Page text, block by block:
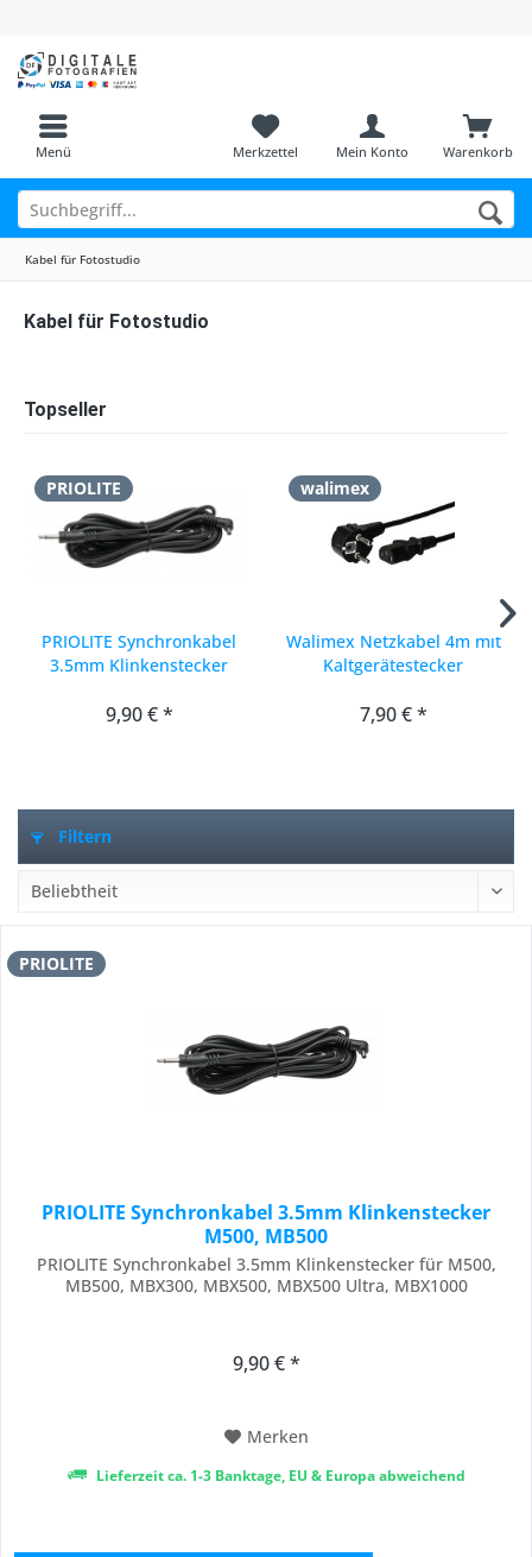
Menü Warenkorb
Merkzettel Mein Konto
Kabel für Fotostudio
Kabel für Fotostudio
Topseller
PRIOLITE
PRIOLITE Synchronkabel
3.5mm Klinkenstecker
9,90 € *
walimex
Walimex Netzkabel 4m mit
Kaltgerätestecker
7,90 € *
Filtern
PRIOLITE
PRIOLITE Synchronkabel 3.5mm Klinkenstecker
M500, MB500
PRIOLITE Synchronkabel 3.5mm Klinkenstecker für M500,
MB500, MBX300, MBX500, MBX500 Ultra, MBX1000
9,90 € *
Merken
Lieferzeit ca. 1-3 Banktage, EU & Europa abweichend